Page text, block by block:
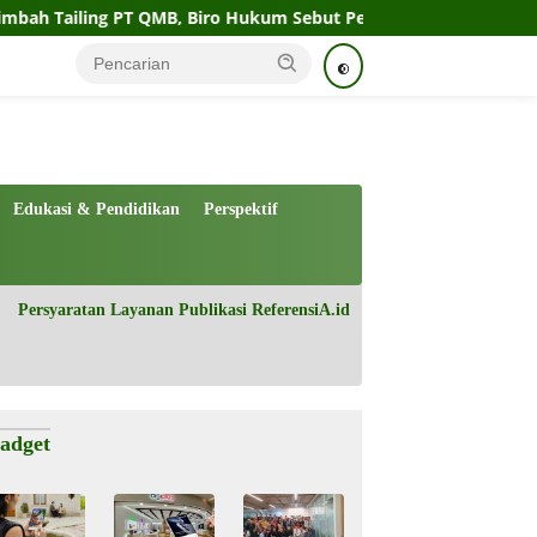
QMB, Biro Hukum Sebut Pemprov Siap
Edukasi & Pendidikan Perspektif
Persyaratan Layanan Publikasi ReferensiA.id